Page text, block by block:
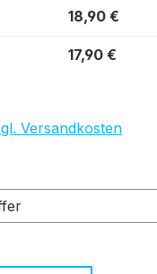
18,90 €
17,90 €
Versandkosten